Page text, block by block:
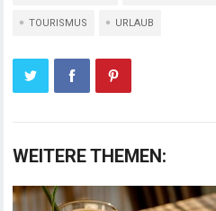
TOURISMUS URLAUB
WEITERE THEMEN: